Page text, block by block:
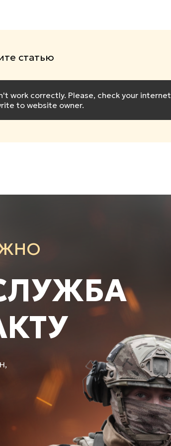
статью
work correctly. Please, check your internet
to website owner.